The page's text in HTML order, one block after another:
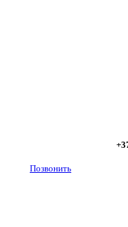
Позвонить